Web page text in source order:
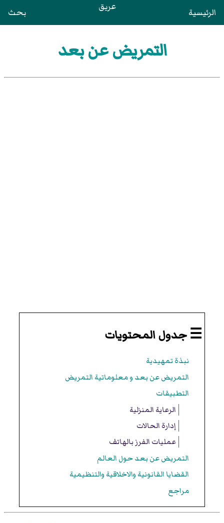
الرئيسية عريق بحث
التمريض عن بعد
☰ جدول المحتويات
نبذة تمهيدية
التمريض عن بعد و معلوماتية التمريض
التطبيقات
الرعاية المنزلية
إدارة الحالات
عمليات الفرز بالهاتف
التمريض عن بعد حول العالم
القضايا القانونية والاخلاقية والتنظيمية
مراجع